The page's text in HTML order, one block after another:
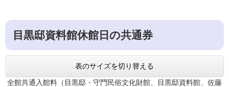
目黒邸資料館休館日の共通券
表のサイズを切り替える
全館共通入館料（目黒邸・守門民俗文化財館、目黒邸資料館、佐藤